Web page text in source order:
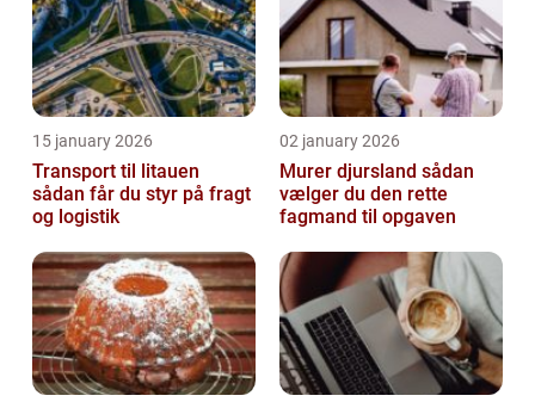
15 january 2026
Transport til litauen
sådan får du styr på fragt
og logistik
02 january 2026
Murer djursland sådan
vælger du den rette
fagmand til opgaven